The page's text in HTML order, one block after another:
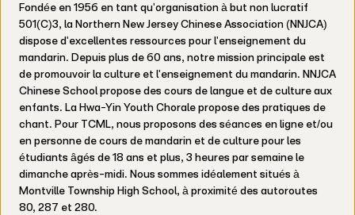
Fondée en 1956 en tant qu'organisation à but non lucratif
501(C)3, la Northern New Jersey Chinese Association (NNJCA)
dispose d'excellentes ressources pour l'enseignement du
mandarin. Depuis plus de 60 ans, notre mission principale est
de promouvoir la culture et l'enseignement du mandarin. NNJCA
Chinese School propose des cours de langue et de culture aux
enfants. La Hwa-Yin Youth Chorale propose des pratiques de
chant. Pour TCML, nous proposons des séances en ligne et/ou
en personne de cours de mandarin et de culture pour les
étudiants âgés de 18 ans et plus, 3 heures par semaine le
dimanche après-midi. Nous sommes idéalement situés à
Montville Township High School, à proximité des autoroutes
80, 287 et 280.